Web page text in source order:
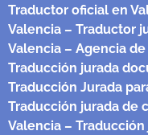
Traductor oficial en
Valencia – Traductor
Valencia – Agencia
Traducción jurada
Traducción Jurada
Traducción jurada de
Valencia –